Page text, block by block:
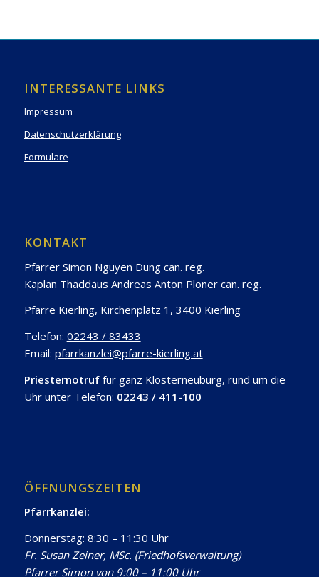
INTERESSANTE LINKS
Impressum
Datenschutzerklärung
Formulare
KONTAKT
Pfarrer Simon Nguyen Dung can. reg.
Kaplan Thaddäus Andreas Anton Ploner can. reg.
Pfarre Kierling, Kirchenplatz 1, 3400 Kierling
Telefon: 02243 / 83433
Email: pfarrkanzlei@pfarre-kierling.at
Priesternotruf für ganz Klosterneuburg, rund um die
Uhr unter Telefon: 02243 / 411-100
ÖFFNUNGSZEITEN
Pfarrkanzlei:
Donnerstag: 8:30 – 11:30 Uhr
Fr. Susan Zeiner, MSc. (Friedhofsverwaltung)
Pfarrer Simon von 9:00 – 11:00 Uhr